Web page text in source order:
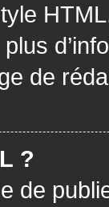
de
?
de